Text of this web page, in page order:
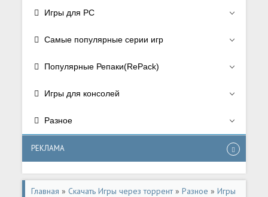
Игры для PC
Самые популярные серии игр
Популярные Репаки(RePack)
Игры для консолей
Разное
РЕКЛАМА
Главная » Скачать Игры через торрент»Разное »Игры